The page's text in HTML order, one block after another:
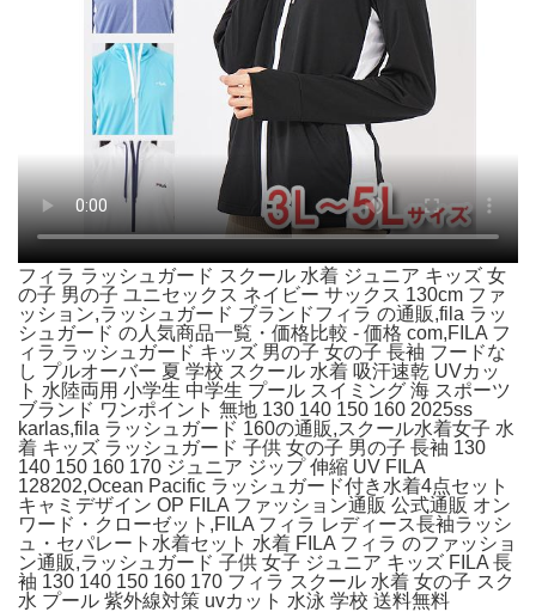
フィラ ラッシュガード スクール 水着 ジュニア キッズ 女
の子 男の子 ユニセックス ネイビー サックス 130cm ファ
ッション,ラッシュガード ブランドフィラ の通販,fila ラッ
シュガード の人気商品一覧・価格比較 - 価格 com,FILA フ
ィラ ラッシュガード キッズ 男の子 女の子 長袖 フードな
し プルオーバー 夏 学校 スクール 水着 吸汗速乾 UVカッ
ト 水陸両用 小学生 中学生 プール スイミング 海 スポーツ
ブランド ワンポイント 無地 130 140 150 160 2025ss
karlas,fila ラッシュガード 160の通販,スクール水着女子 水
着 キッズ ラッシュガード 子供 女の子 男の子 長袖 130
140 150 160 170 ジュニア ジップ 伸縮 UV FILA
128202,Ocean Pacific ラッシュガード付き水着4点セット
キャミデザイン OP FILA ファッション通販 公式通販 オン
ワード・クローゼット,FILA フィラ レディース長袖ラッシ
ュ・セパレート水着セット 水着 FILA フィラ のファッショ
ン通販,ラッシュガード 子供 女子 ジュニア キッズ FILA 長
袖 130 140 150 160 170 フィラ スクール 水着 女の子 スク
水 プール 紫外線対策 uvカット 水泳 学校 送料無料